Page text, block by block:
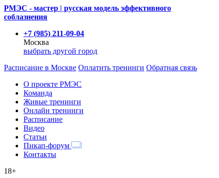
РМЭС - мастер | русская модель эффективного
соблазнения
+7 (985) 211-09-04
Москва
выбрать другой город
Расписание в Москве Оплатить тренинги Обратная связь
О проекте РМЭС
Команда
Живые тренинги
Онлайн тренинги
Расписание
Видео
Статьи
Пикап-форум
Контакты
18+